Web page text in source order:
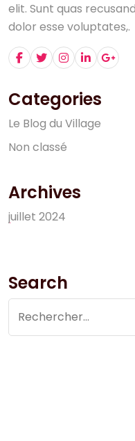
elit. Sunt quas
dolor esse voluptates,.
Categories
Le Blog du Village
Non classé
Archives
juillet 2024
Search